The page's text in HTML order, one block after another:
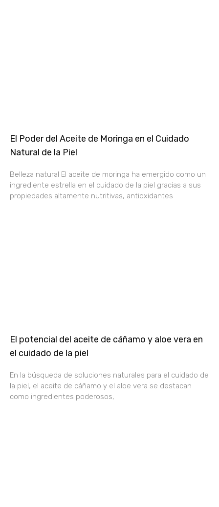
El Poder del Aceite de Moringa en el Cuidado
Natural de la Piel
Belleza natural El aceite de moringa ha emergido como un
ingrediente estrella en el cuidado de la piel gracias a sus
propiedades altamente nutritivas, antioxidantes
El potencial del aceite de cáñamo y aloe vera en
el cuidado de la piel
En la búsqueda de soluciones naturales para el cuidado de
la piel, el aceite de cáñamo y el aloe vera se destacan
como ingredientes poderosos,